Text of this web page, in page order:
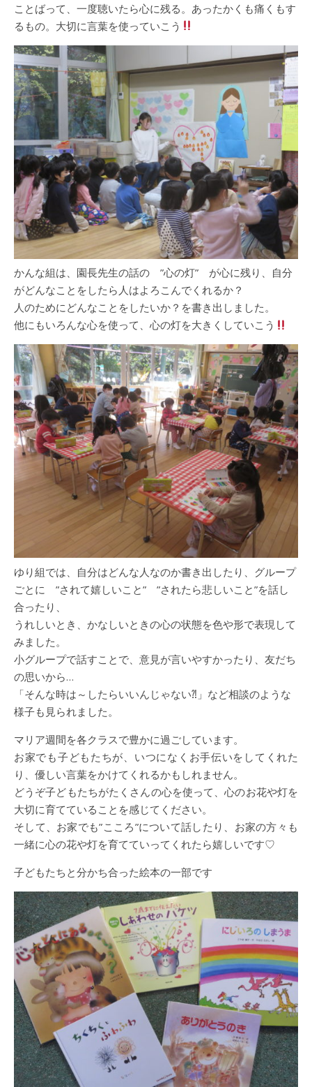
ことばって、一度聴いたら心に残る。あったかくも痛くもす
るもの。大切に言葉を使っていこう
かんな組は、園長先生の話の ”心の灯” が心に残り、自分
がどんなことをしたら人はよろこんでくれるか？
人のためにどんなことをしたいか？を書き出しました。
他にもいろんな心を使って、心の灯を大きくしていこう
ゆり組では、自分はどんな人なのか書き出したり、グループ
ごとに ”されて嬉しいこと” ”されたら悲しいこと”を話し
合ったり、
うれしいとき、かなしいときの心の状態を色や形で表現して
みました。
小グループで話すことで、意見が言いやすかったり、友だち
の思いから…
「そんな時は～したらいいんじゃない⁈」など相談のような
様子も見られました。
マリア週間を各クラスで豊かに過ごしています。
お家でも子どもたちが、いつになくお手伝いをしてくれた
り、優しい言葉をかけてくれるかもしれません。
どうぞ子どもたちがたくさんの心を使って、心のお花や灯を
大切に育てていることを感じてください。
そして、お家でも”こころ”について話したり、お家の方々も
一緒に心の花や灯を育てていってくれたら嬉しいです♡
子どもたちと分かち合った絵本の一部です